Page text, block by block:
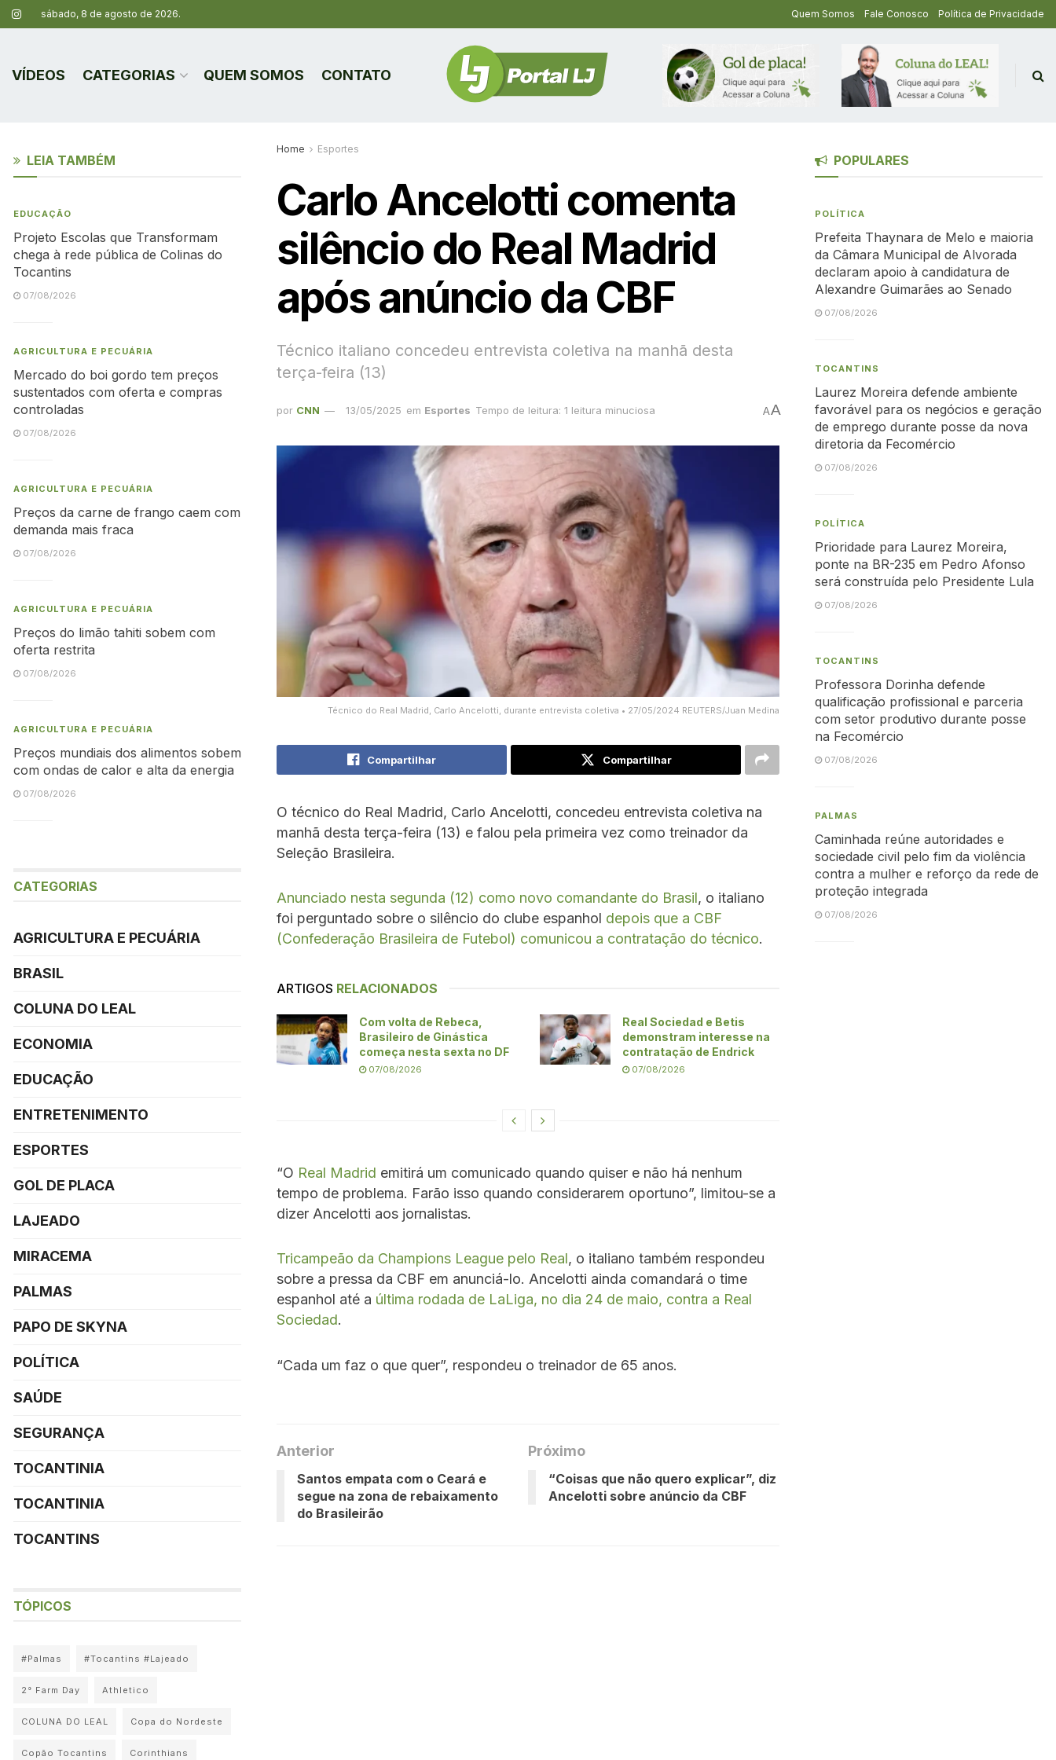
sábado, 8 de agosto de 2026. Quem Somos Fale Conosco Política de Privacidade
VÍDEOS CATEGORIAS QUEM SOMOS CONTATO
Home Esportes
Carlo Ancelotti comenta
silêncio do Real Madrid
após anúncio da CBF
Técnico italiano concedeu entrevista coletiva na manhã desta
terça-feira (13)
por CNN 13/05/2025 em Esportes Tempo de leitura: 1 leitura minuciosa AA
Técnico do Real Madrid, Carlo Ancelotti, durante entrevista coletiva • 27/05/2024 REUTERS/Juan Medina
Compartilhar Compartilhar
O técnico do Real Madrid, Carlo Ancelotti, concedeu entrevista coletiva na
manhã desta terça-feira (13) e falou pela primeira vez como treinador da
Seleção Brasileira.
Anunciado nesta segunda (12) como novo comandante do Brasil, o italiano
foi perguntado sobre o silêncio do clube espanhol depois que a CBF
(Confederação Brasileira de Futebol) comunicou a contratação do técnico.
ARTIGOS RELACIONADOS
Com volta de Rebeca,
Brasileiro de Ginástica
começa nesta sexta no DF
07/08/2026
Real Sociedad e Betis
demonstram interesse na
contratação de Endrick
07/08/2026
“O Real Madrid emitirá um comunicado quando quiser e não há nenhum
tempo de problema. Farão isso quando considerarem oportuno”, limitou-se a
dizer Ancelotti aos jornalistas.
Tricampeão da Champions League pelo Real, o italiano também respondeu
sobre a pressa da CBF em anunciá-lo. Ancelotti ainda comandará o time
espanhol até a última rodada de LaLiga, no dia 24 de maio, contra a Real
Sociedad.
“Cada um faz o que quer”, respondeu o treinador de 65 anos.
Anterior
Santos empata com o Ceará e
segue na zona de rebaixamento
do Brasileirão
Próximo
“Coisas que não quero explicar”, diz
Ancelotti sobre anúncio da CBF
LEIA TAMBÉM
EDUCAÇÃO
Projeto Escolas que Transformam
chega à rede pública de Colinas do
Tocantins
07/08/2026
AGRICULTURA E PECUÁRIA
Mercado do boi gordo tem preços
sustentados com oferta e compras
controladas
07/08/2026
AGRICULTURA E PECUÁRIA
Preços da carne de frango caem com
demanda mais fraca
07/08/2026
AGRICULTURA E PECUÁRIA
Preços do limão tahiti sobem com
oferta restrita
07/08/2026
AGRICULTURA E PECUÁRIA
Preços mundiais dos alimentos sobem
com ondas de calor e alta da energia
07/08/2026
CATEGORIAS
AGRICULTURA E PECUÁRIA
BRASIL
COLUNA DO LEAL
ECONOMIA
EDUCAÇÃO
ENTRETENIMENTO
ESPORTES
GOL DE PLACA
LAJEADO
MIRACEMA
PALMAS
PAPO DE SKYNA
POLÍTICA
SAÚDE
SEGURANÇA
TOCANTINIA
TOCANTINIA
TOCANTINS
TÓPICOS
#Palmas #Tocantins #Lajeado
2° Farm Day Athletico
COLUNA DO LEAL Copa do Nordeste
Copão Tocantins Corinthians
POPULARES
POLÍTICA
Prefeita Thaynara de Melo e maioria
da Câmara Municipal de Alvorada
declaram apoio à candidatura de
Alexandre Guimarães ao Senado
07/08/2026
TOCANTINS
Laurez Moreira defende ambiente
favorável para os negócios e geração
de emprego durante posse da nova
diretoria da Fecomércio
07/08/2026
POLÍTICA
Prioridade para Laurez Moreira,
ponte na BR-235 em Pedro Afonso
será construída pelo Presidente Lula
07/08/2026
TOCANTINS
Professora Dorinha defende
qualificação profissional e parceria
com setor produtivo durante posse
na Fecomércio
07/08/2026
PALMAS
Caminhada reúne autoridades e
sociedade civil pelo fim da violência
contra a mulher e reforço da rede de
proteção integrada
07/08/2026